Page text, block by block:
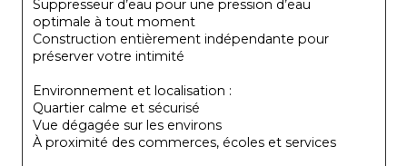
Suppresseur d’eau pour une pression d’eau
optimale à tout moment
Construction entièrement indépendante pour
préserver votre intimité
Environnement et localisation :
Quartier calme et sécurisé
Vue dégagée sur les environs
À proximité des commerces, écoles et services